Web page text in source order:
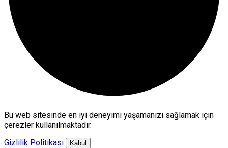
Bu web sitesinde en iyi deneyimi yaşamanızı sağlamak için
çerezler kullanılmaktadır.
Gizlilik Politikası
Kabul